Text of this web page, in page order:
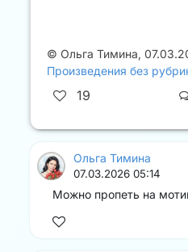
© Ольга Тимина,
Произведения без
19
Ольга Тимина
07.03.2026 05:14
Можно пропеть на